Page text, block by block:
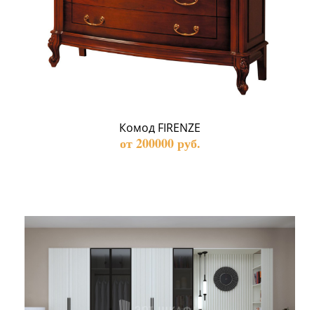
Комод FIRENZE
от 200000 руб.